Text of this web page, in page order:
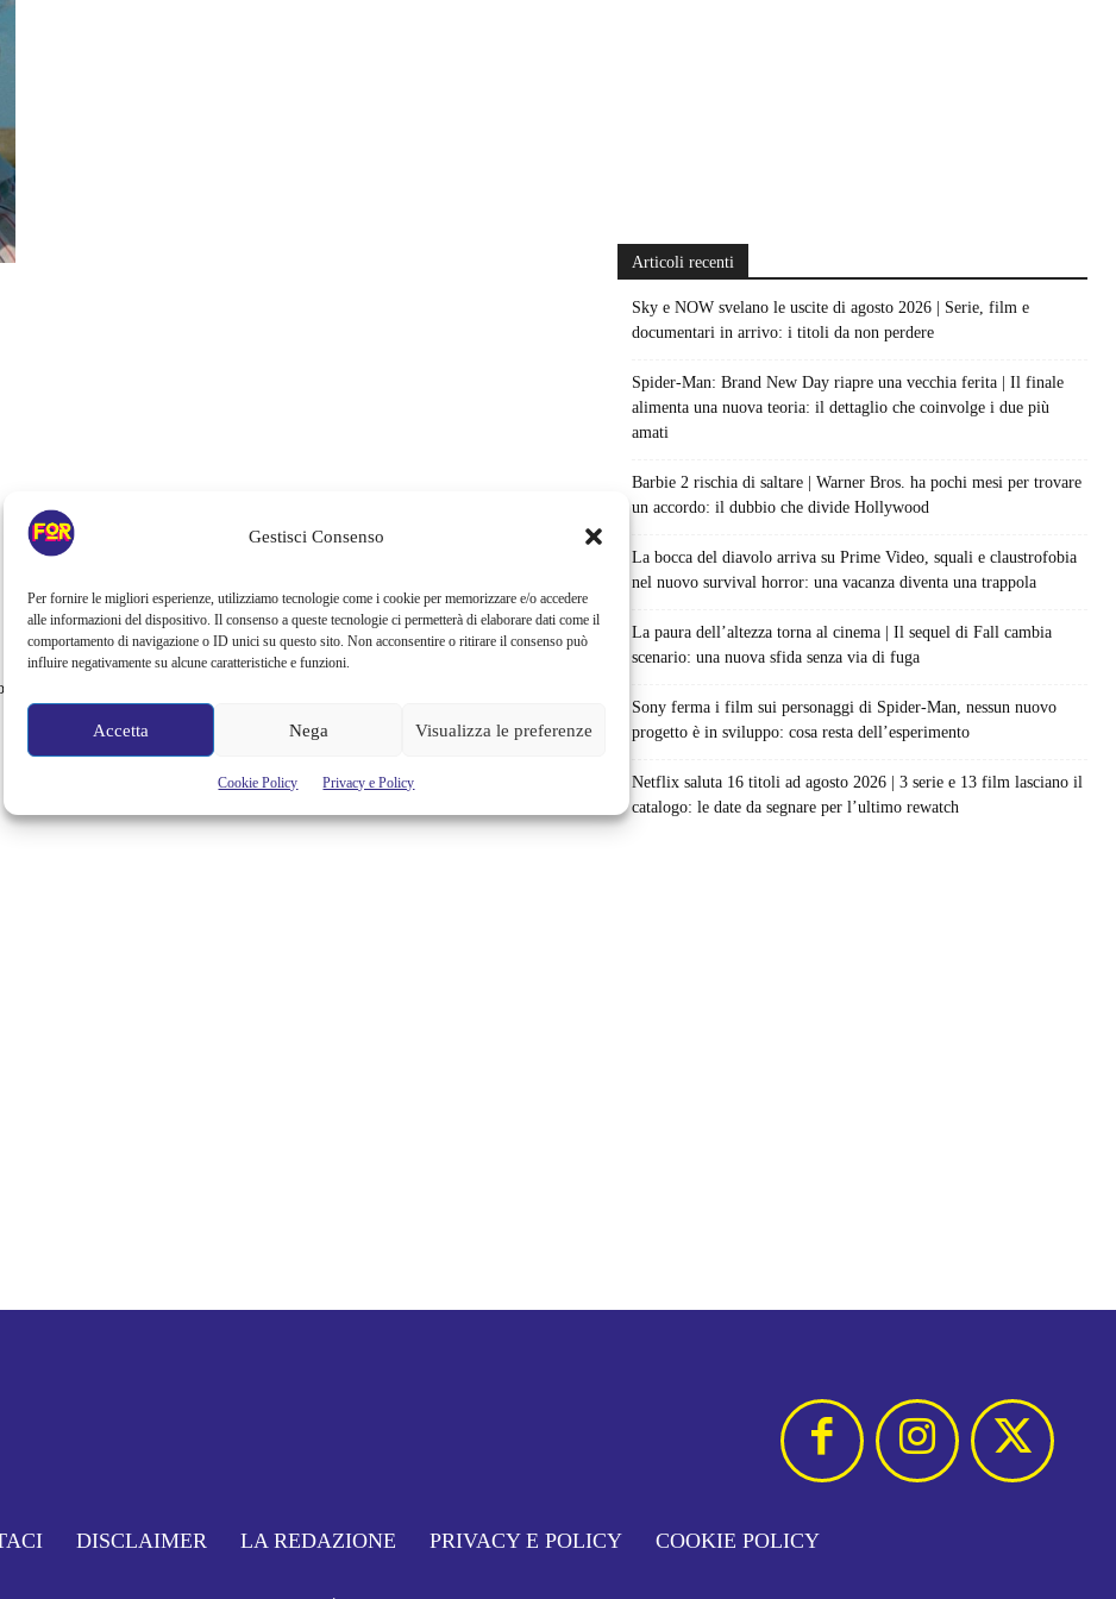
Gestisci Consenso
Per fornire le migliori esperienze, utilizziamo tecnologie come i cookie per memorizzare e/o accedere
alle informazioni del dispositivo. Il consenso a queste tecnologie ci permetterà di elaborare dati come il
comportamento di navigazione o ID unici su questo sito. Non acconsentire o ritirare il consenso può
influire negativamente su alcune caratteristiche e funzioni.
Accetta Nega Visualizza le preferenze
Cookie Policy Privacy e Policy
Articoli recenti
Sky e NOW svelano le uscite di agosto 2026 | Serie, film e
documentari in arrivo: i titoli da non perdere
Spider-Man: Brand New Day riapre una vecchia ferita | Il finale
alimenta una nuova teoria: il dettaglio che coinvolge i due più
amati
Barbie 2 rischia di saltare | Warner Bros. ha pochi mesi per trovare
un accordo: il dubbio che divide Hollywood
La bocca del diavolo arriva su Prime Video, squali e claustrofobia
nel nuovo survival horror: una vacanza diventa una trappola
La paura dell’altezza torna al cinema | Il sequel di Fall cambia
scenario: una nuova sfida senza via di fuga
Sony ferma i film sui personaggi di Spider-Man, nessun nuovo
progetto è in sviluppo: cosa resta dell’esperimento
Netflix saluta 16 titoli ad agosto 2026 | 3 serie e 13 film lasciano il
catalogo: le date da segnare per l’ultimo rewatch
DISCLAIMER LA REDAZIONE PRIVACY E POLICY COOKIE POLICY